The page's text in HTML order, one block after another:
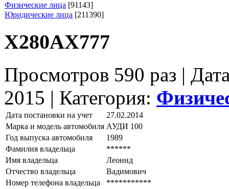
Физические лица [91143]
Юридические лица [211390]
Х280АХ777
Просмотров 590 раз |
2015 | Категория:
Дата постановки на учет
27.02.2014
Марка и модель автомобиля АУДИ 100
Год выпуска автомобиля
1989
Фамилия владельца
******
Имя владельца
Леонид
Отчество владельца
Вадимович
Номер телефона владельца
***********